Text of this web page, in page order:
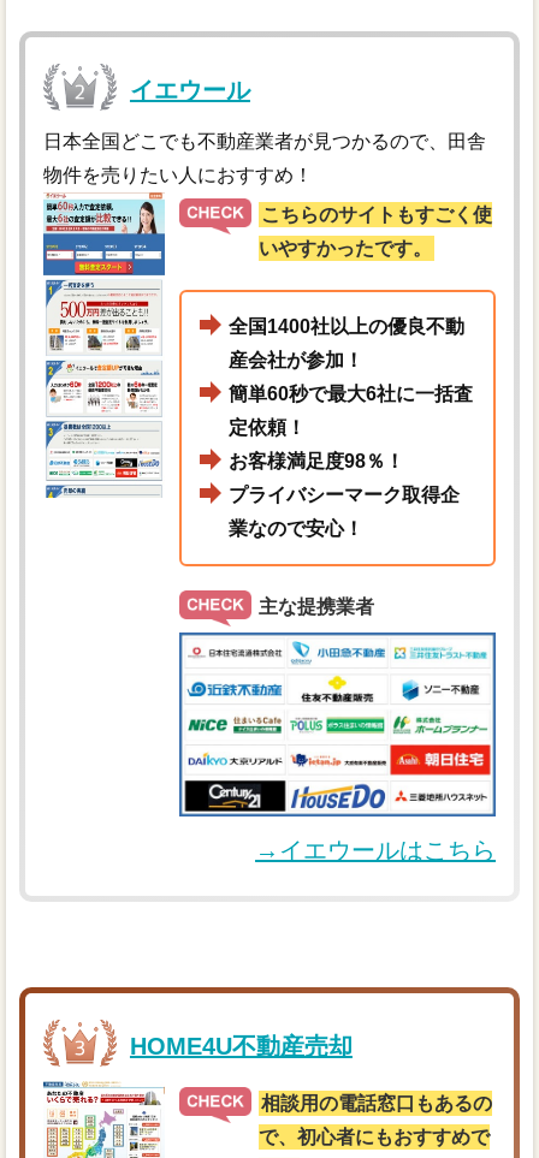
イエウール
日本全国どこでも不動産業者が見つかるので、田舎
物件を売りたい人におすすめ！
こちらのサイトもすごく使
いやすかったです。
全国1400社以上の優良不動
産会社が参加！
簡単60秒で最大6社に一括査
定依頼！
お客様満足度98％！
プライバシーマーク取得企
業なので安心！
主な提携業者
→イエウールはこちら
HOME4U不動産売却
相談用の電話窓口もあるの
で、初心者にもおすすめで